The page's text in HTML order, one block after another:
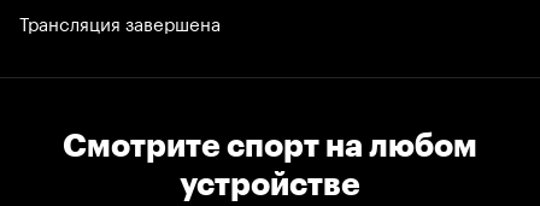
Трансляция завершена
Смотрите спорт на любом
устройстве